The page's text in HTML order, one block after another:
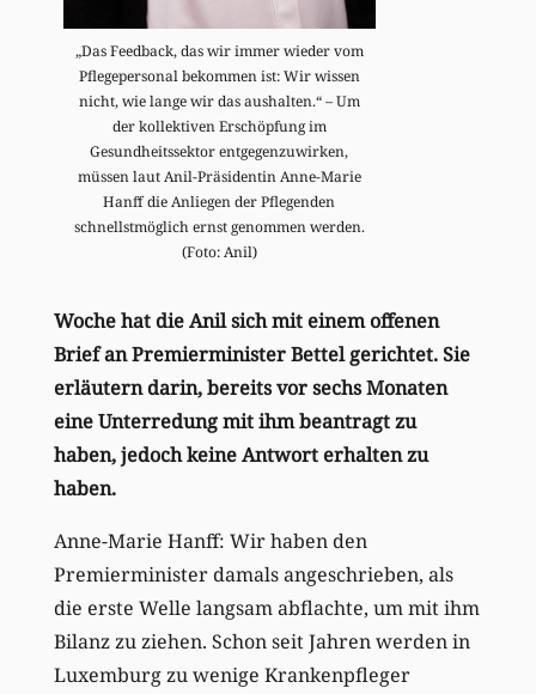
„Das Feedback, das wir immer wieder vom
Pflegepersonal bekommen ist: Wir wissen
nicht, wie lange wir das aushalten.“ – Um
der kollektiven Erschöpfung im
Gesundheitssektor entgegenzuwirken,
müssen laut Anil-Präsidentin Anne-Marie
Hanff die Anliegen der Pflegenden
schnellstmöglich ernst genommen werden.
(Foto: Anil)
Woche hat die Anil sich mit einem offenen
Brief an Premierminister Bettel gerichtet. Sie
erläutern darin, bereits vor sechs Monaten
eine Unterredung mit ihm beantragt zu
haben, jedoch keine Antwort erhalten zu
haben.
Anne-Marie Hanff: Wir haben den
Premierminister damals angeschrieben, als
die erste Welle langsam abflachte, um mit ihm
Bilanz zu ziehen. Schon seit Jahren werden in
Luxemburg zu wenige Krankenpfleger